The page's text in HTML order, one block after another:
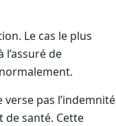
Le cas le plus
de
pas l’indemnité
de santé. Cette